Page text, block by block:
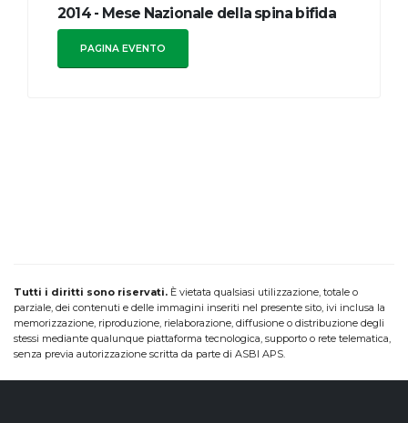
2014 - Mese Nazionale della spina bifida
PAGINA EVENTO
Tutti i diritti sono riservati. È vietata qualsiasi utilizzazione, totale o
parziale, dei contenuti e delle immagini inseriti nel presente sito, ivi inclusa la
memorizzazione, riproduzione, rielaborazione, diffusione o distribuzione degli
stessi mediante qualunque piattaforma tecnologica, supporto o rete telematica,
senza previa autorizzazione scritta da parte di ASBI APS.